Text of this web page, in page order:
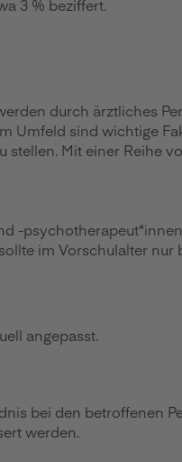
3 % beziffert.
durch ärztliches
Umfeld sind wichtige
Mit einer Reihe
-
im Vorschulalter
angepasst.
bei den betroffenen
werden.